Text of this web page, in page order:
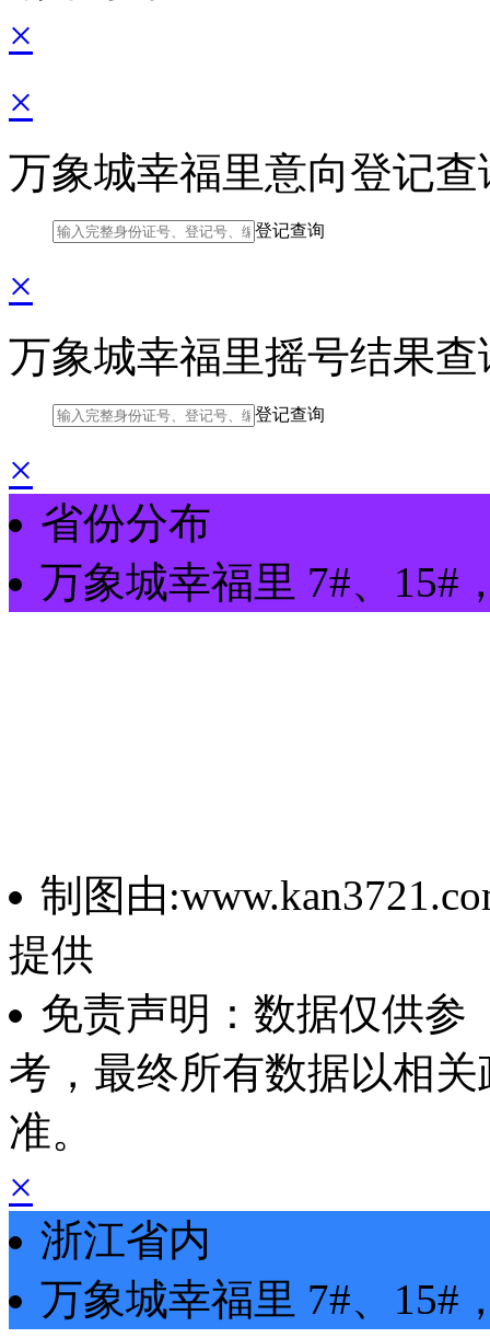
×
×
万象城幸福里意向登记查
登记查询
×
万象城幸福里摇号结果查
登记查询
×
省份分布
万象城幸福里 7#、15#
制图由
提供
免责声明：数据仅供参
考，最终所有数据以相
准。
×
浙江省内
万象城幸福里 7#、15#